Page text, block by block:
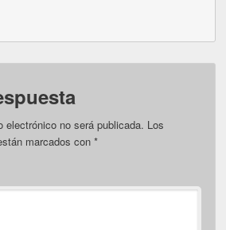
electrónico no será publicada. Los
marcados con*